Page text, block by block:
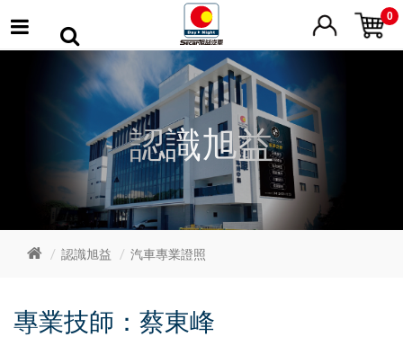
0
認識旭益
認識旭益 汽車專業證照
專業技師：蔡東峰